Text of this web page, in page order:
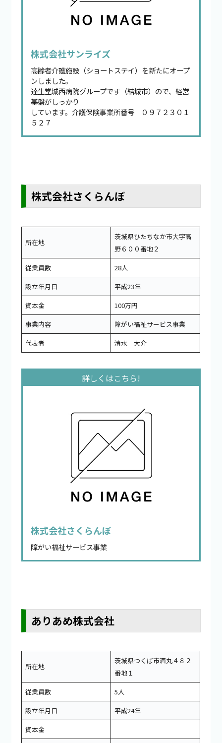
株式会社サンライズ
高齢者介護施設（ショートステイ）を新たにオープ
ンしました。
達生堂城西病院グループです（結城市）ので、経営
基盤がしっかり
しています。介護保険事業所番号 ０９７２３０１
５２７
株式会社さくらんぼ
所在地
茨城県ひたちなか市大字高
野６００番地２
従業員数
28人
設立年月日
平成23年
資本金
100万円
事業内容
障がい福祉サービス事業
代表者
清水 大介
株式会社さくらんぼ
障がい福祉サービス事業
ありあめ株式会社
所在地
茨城県つくば市酒丸４８２
番地１
従業員数
5人
設立年月日
平成24年
資本金